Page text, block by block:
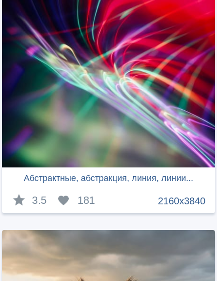
Абстрактные, абстракция, линия, линии...
2160x3840
3.5 181